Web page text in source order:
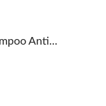
Anti...